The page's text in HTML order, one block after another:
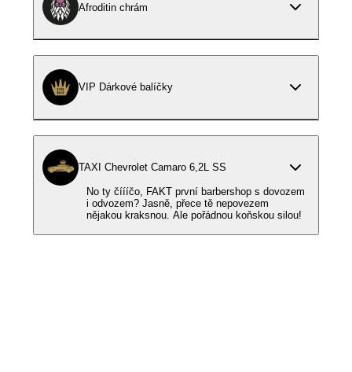
Afroditin chrám
VIP Dárkové balíčky
TAXI Chevrolet Camaro 6,2L SS
No ty číííčo, FAKT první barbershop s dovozem
i odvozem? Jasně, přece tě nepovezem
nějakou kraksnou. Ale pořádnou koňskou silou!